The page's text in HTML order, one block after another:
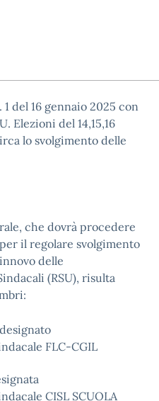
del 16 gennaio 2025 con
Elezioni del 14,15,16
lo svolgimento delle
che dovrà procedere
il regolare svolgimento
delle
(RSU), risulta
FLC-CGIL
CISL SCUOLA